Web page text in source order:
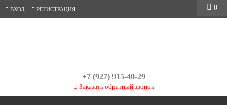
ВХОД РЕГИСТРАЦИЯ
+7 (927) 915-40-29
Заказать обратный звонок
0